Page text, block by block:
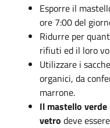
Esporre il
ore 7:00 del
Ridurre per
rifiuti ed il loro
Utilizzare i
organici, da
marrone.
Il mastello verde
vetro deve